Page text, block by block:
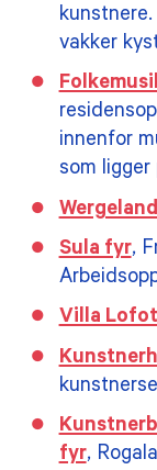
vakker
innenfor
som ligger
Sula fyr,
Villa
fyr,